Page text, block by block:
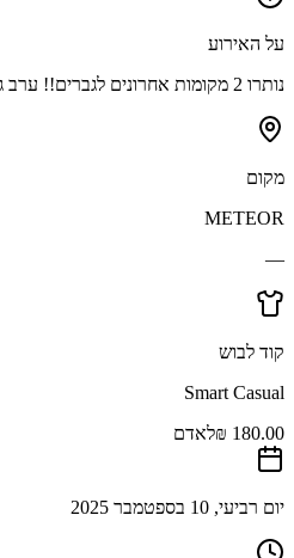
על האירוע
נותרו 2 מקומות אחרונים לגברים!! ערב גדול בהרצליה! על הגג המדהים של מרכז מטאור כולל משקה אלכוהלי וכיבוד קל
מקום
METEOR
—
קוד לבוש
Smart Casual
לאדם
יום רביעי, 10 בספטמבר 2025